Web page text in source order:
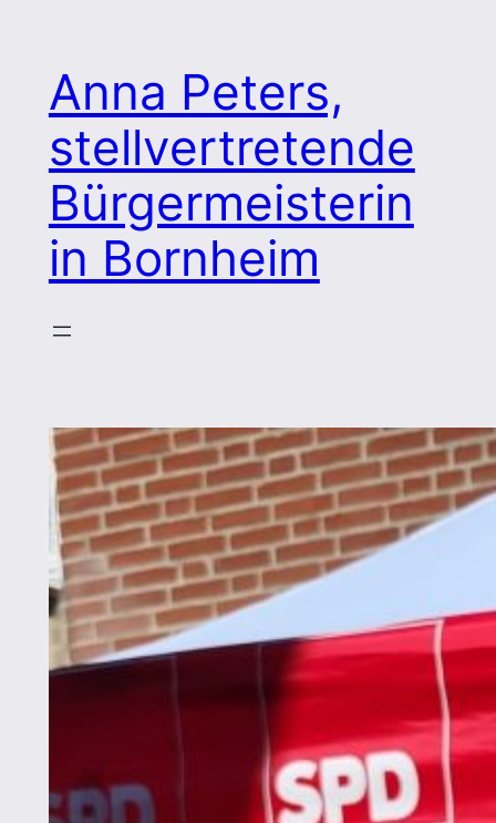
springen
Anna Peters,
stellvertretende
Bürgermeisterin
in Bornheim